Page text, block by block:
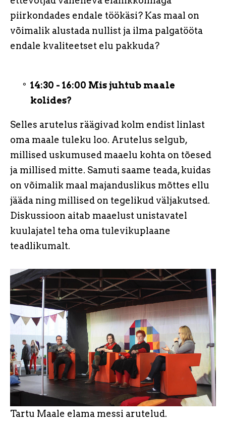
piirkondades endale töökäsi? Kas maal on
võimalik alustada nullist ja ilma palgatööta
endale kvaliteetset elu pakkuda?
14:30 - 16:00 Mis juhtub maale
kolides?
Selles arutelus räägivad kolm endist linlast
oma maale tuleku loo. Arutelus selgub,
millised uskumused maaelu kohta on tõesed
ja millised mitte. Samuti saame teada, kuidas
on võimalik maal majanduslikus mõttes ellu
jääda ning millised on tegelikud väljakutsed.
Diskussioon aitab maaelust unistavatel
kuulajatel teha oma tulevikuplaane
teadlikumalt.
Tartu Maale elama messi arutelud.